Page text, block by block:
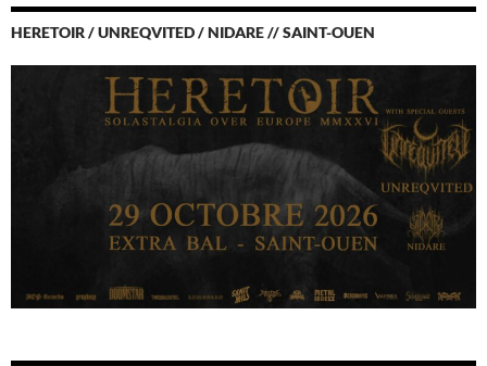
HERETOIR / UNREQVITED / NIDARE // SAINT-OUEN